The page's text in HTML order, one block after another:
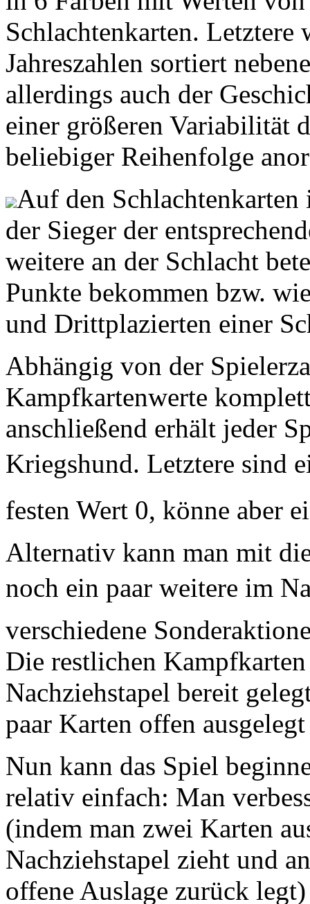
Schlachtenkarten.
Jahreszahlen sortiert
allerdings auch der
einer größeren Variabilität
beliebiger Reihenfolge
Auf den
der Sieger der
weitere an der Schlacht
Punkte bekommen bzw.
und Drittplazierten einer
Abhängig von der
Kampfkartenwerte
anschließend erhält jeder
Kriegshund. Letztere
festen Wert 0, könne
Alternativ kann man mit
noch ein paar weitere im
verschiedene
Die restlichen
Nachziehstapel bereit
paar Karten offen
Nun kann das Spiel
relativ einfach: Man
(indem man zwei Karten
Nachziehstapel zieht und
offene Auslage zurück